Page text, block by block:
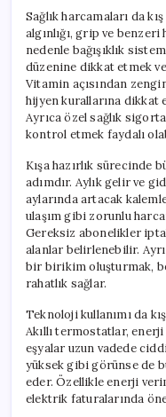
Sağlık harcamaları da
algınlığı, grip ve
nedenle bağışıklık
düzenine dikkat etmek
Vitamin açısından
hijyen kurallarına dikkat
Ayrıca özel sağlık
kontrol etmek faydalı
Kışa hazırlık sürecinde
adımdır. Aylık gelir ve
aylarında artacak
ulaşım gibi zorunlu
Gereksiz abonelikler
alanlar belirlenebilir.
bir birikim oluşturmak,
rahatlık sağlar.
Teknoloji kullanımı da
Akıllı termostatlar,
eşyalar uzun vadede
yüksek gibi görünse de
eder. Özellikle enerji
elektrik faturalarında